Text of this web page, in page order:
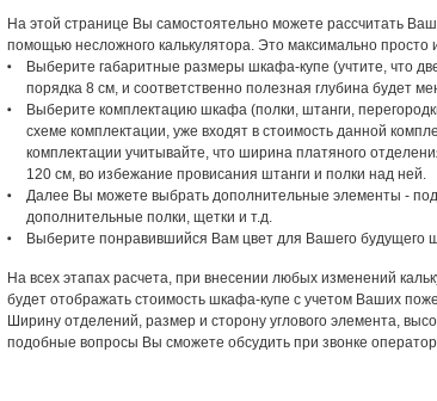
На этой странице Вы самостоятельно можете рассчитать
помощью несложного калькулятора. Это максимально
Выберите габаритные размеры шкафа-купе (учтите, что
порядка 8 см, и соответственно полезная глубина будет
Выберите комплектацию шкафа (полки, штанги,
схеме комплектации, уже входят в стоимость данной
комплектации учитывайте, что ширина платяного
120 см, во избежание провисания штанги и полки над ней.
Далее Вы можете выбрать дополнительные элементы -
дополнительные полки, щетки и т.д.
Выберите понравившийся Вам цвет для Вашего будущего
На всех этапах расчета, при внесении любых изменений
будет отображать стоимость шкафа-купе с учетом Ваших
Ширину отделений, размер и сторону углового элемента,
подобные вопросы Вы сможете обсудить при звонке